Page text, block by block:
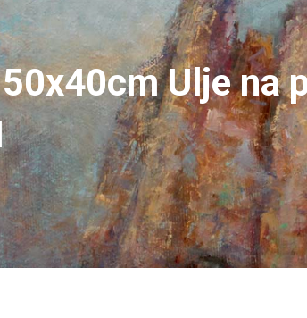
Ulje na